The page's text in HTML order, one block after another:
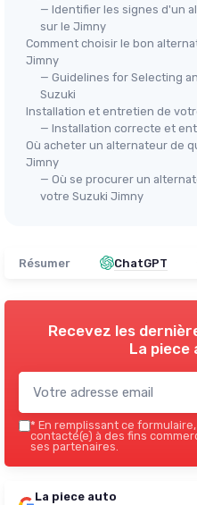
Suzuki
2018-
TESLA TECHNICS
Alternateur
＋ Installation
＋
Meilleur
＋ Garantie
Voir l'offre
— Identifier les signes d'un
sur le Jimny
Comment choisir le bon
Jimny
— Guidelines for Selecting
Suzuki
Installation et entretien de
— Installation correcte et
Où acheter un alternateur de
Jimny
— Où se procurer un
votre Suzuki Jimny
Résumer ChatGPT
Recevez les
La piece
* En remplissant ce formulaire,
contacté(e) à des fins
ses partenaires.
La piece auto